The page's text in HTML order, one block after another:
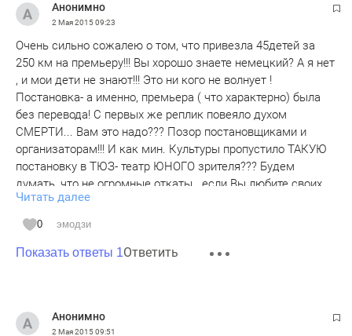
Анонимно
2 Мая 201509:23
Очень сильно сожалею о том, что привезла 45детей за
250 км на премьеру!!! Вы хорошо знаете немецкий? А я нет
, и мои дети не знают!!! Это ни кого не волнует !
Постановка- а именно, премьера ( что характерно) была
без перевода! С первых же реплик повеяло духом
СМЕРТИ... Вам это надо??? Позор постановщиками и
организаторам!!! И как мин. Культуры пропустило ТАКУЮ
постановку в ТЮЗ- театр ЮНОГО зрителя??? Будем
думать, что не огромные откаты...если Вы любите своих
детей- Вам нечего делать на этой постановке ! Перед нами
, даже никто не извинился за технические неполадки-
просто, предложили вывести наших детей! Позор!!! Думаю,
если мин. культуры это не интересно, этим, с
Читать далее
0 эмодзи
Показать ответы 1Ответить
Анонимно
2 Мая 201509:51